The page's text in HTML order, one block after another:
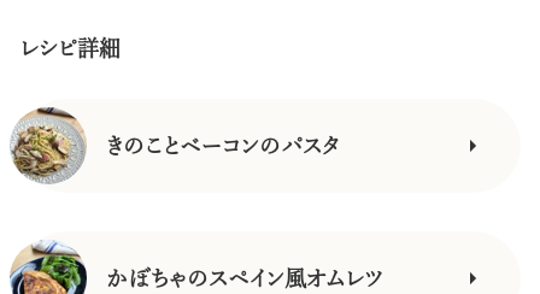
レシピ詳細
きのことベーコンのパスタ
かぼちゃのスペイン風オムレツ